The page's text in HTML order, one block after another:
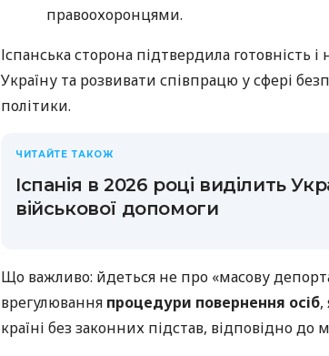
правоохоронцями.
Іспанська сторона підтвердила готовність
Україну та розвивати співпрацю у сфері
політики.
ЧИТАЙТЕ ТАКОЖ
Іспанія в 2026 році виділить
військової допомоги
Що важливо: йдеться не про «масову
врегулювання процедури повернення осіб,
країні без законних підстав, відповідно до